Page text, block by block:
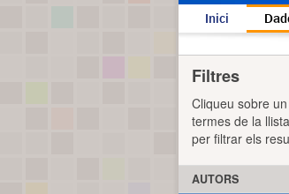
Inici
Filtres
Cliqueu sobre
termes de la
per filtrar els
AUTORS